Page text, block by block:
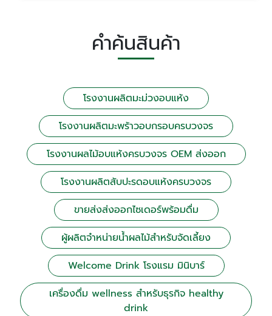
คำค้นสินค้า
โรงงานผลิตมะม่วงอบแห้ง
โรงงานผลิตมะพร้าวอบกรอบครบวงจร
โรงงานผลไม้อบแห้งครบวงจร OEM ส่งออก
โรงงานผลิตสับปะรดอบแห้งครบวงจร
ขายส่งส่งออกไซเดอร์พร้อมดื่ม
ผู้ผลิตจำหน่ายน้ำผลไม้สำหรับจัดเลี้ยง
Welcome Drink โรงแรม มินิบาร์
เครื่องดื่ม wellness สำหรับธุรกิจ healthy
drink